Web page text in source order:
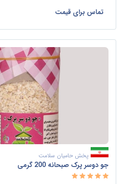
تماس برای قیمت
پخش حامیان سلامت
جو دوسر پرک صبحانه 200 گرمی